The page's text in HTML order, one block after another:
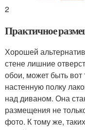
2
Практичное
Хорошей
стене лишние
обои, может быть вот
настенную полку
над диваном. Она
размещения не
фото. К тому же,